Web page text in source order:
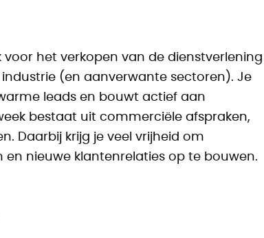
het verkopen van de dienstverlening
(en aanverwante sectoren). Je
leads en bouwt actief aan
bestaat uit commerciële afspraken,
Daarbij krijg je veel vrijheid om
nieuwe klantenrelaties op te bouwen.